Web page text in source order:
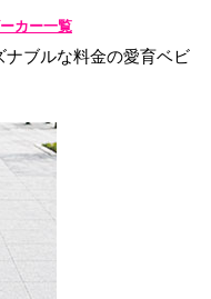
カー一覧
ブルな料金の愛育ベビ